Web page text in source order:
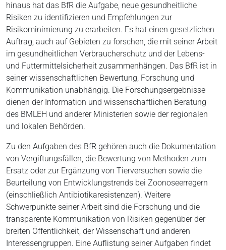
hinaus hat das BfR die Aufgabe, neue gesundheitliche
Risiken zu identifizieren und Empfehlungen zur
Risikominimierung zu erarbeiten. Es hat einen gesetzlichen
Auftrag, auch auf Gebieten zu forschen, die mit seiner Arbeit
im gesundheitlichen Verbraucherschutz und der Lebens-
und Futtermittelsicherheit zusammenhängen. Das BfR ist in
seiner wissenschaftlichen Bewertung, Forschung und
Kommunikation unabhängig. Die Forschungsergebnisse
dienen der Information und wissenschaftlichen Beratung
des BMLEH und anderer Ministerien sowie der regionalen
und lokalen Behörden.
Zu den Aufgaben des BfR gehören auch die Dokumentation
von Vergiftungsfällen, die Bewertung von Methoden zum
Ersatz oder zur Ergänzung von Tierversuchen sowie die
Beurteilung von Entwicklungstrends bei Zoonoseerregern
(einschließlich Antibiotikaresistenzen). Weitere
Schwerpunkte seiner Arbeit sind die Forschung und die
transparente Kommunikation von Risiken gegenüber der
breiten Öffentlichkeit, der Wissenschaft und anderen
Interessengruppen. Eine Auflistung seiner Aufgaben findet